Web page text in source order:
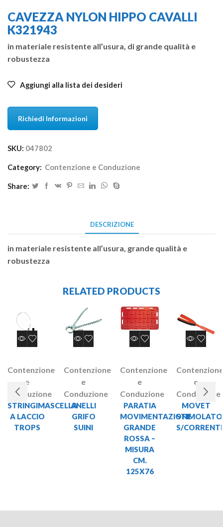
CAVEZZA NYLON HIPPO CAVALLI
K321943
in materiale resistente all’usura, di grande qualità e
robustezza
Aggiungi alla lista dei desideri
Richiedi Informazioni
SKU: 047802
Category: Contenzione e Conduzione
Share:
DESCRIZIONE
in materiale resistente all’usura, grande qualità e
robustezza
RELATED PRODUCTS
Contenzione
e
Conduzione
STRINGIMASCELLA
A LACCIO
TROPS
Contenzione
e
Conduzione
ANELLI
GRIFO
SUINI
Contenzione
e
Conduzione
PARATIA
MOVIMENTAZIONE
GRANDE
ROSSA –
MISURA
CM.
125X76
Contenzione
e
Conduzione
MOVET
S/